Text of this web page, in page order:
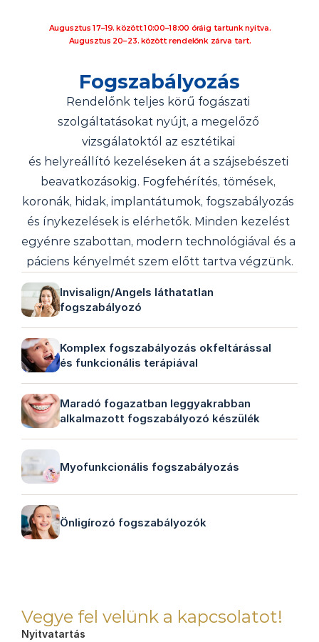
Augusztus 17–19. között 10:00–18:00 óráig tartunk nyitva.
Augusztus 20–23. között rendelőnk zárva tart.
Fogszabályozás
Rendelőnk teljes körű fogászati
szolgáltatásokat nyújt, a megelőző
vizsgálatoktól az esztétikai
és helyreállító kezeléseken át a szájsebészeti
beavatkozásokig. Fogfehérítés, tömések,
koronák, hidak, implantátumok, fogszabályozás
és ínykezelések is elérhetők. Minden kezelést
egyénre szabottan, modern technológiával és a
páciens kényelmét szem előtt tartva végzünk.
Invisalign/Angels láthatatlan
fogszabályozó
Komplex fogszabályozás okfeltárással
és funkcionális terápiával
Maradó fogazatban leggyakrabban
alkalmazott fogszabályozó készülék
Myofunkcionális fogszabályozás
Önligírozó fogszabályozók
Vegye fel velünk a kapcsolatot!
Nyitvatartás